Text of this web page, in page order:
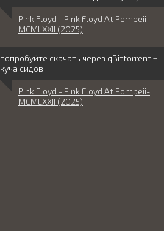
Pink Floyd - Pink Floyd At Pompeii-
MCMLXXII (2025)
попробуйте скачать через qBittorrent +
куча сидов
Pink Floyd - Pink Floyd At Pompeii-
MCMLXXII (2025)